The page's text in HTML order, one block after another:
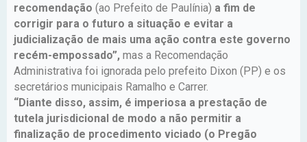
recomendação (ao Prefeito de Paulínia) a fim de
corrigir para o futuro a situação e evitar a
judicialização de mais uma ação contra este governo
recém-empossado”, mas a Recomendação
Administrativa foi ignorada pelo prefeito Dixon (PP) e os
secretários municipais Ramalho e Carrer.
“Diante disso, assim, é imperiosa a prestação de
tutela jurisdicional de modo a não permitir a
finalização de procedimento viciado (o Pregão